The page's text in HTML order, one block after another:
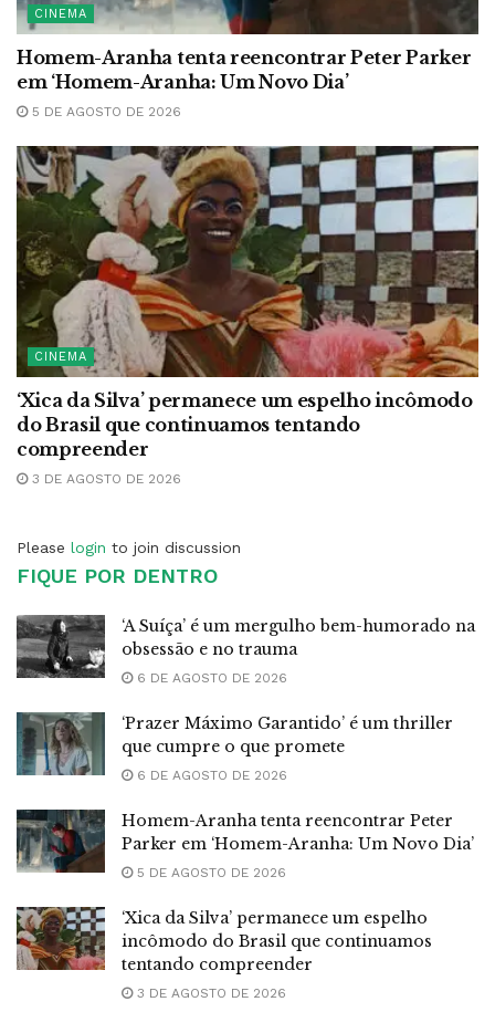
CINEMA
Homem-Aranha tenta reencontrar Peter Parker
em ‘Homem-Aranha: Um Novo Dia’
5 DE AGOSTO DE 2026
CINEMA
‘Xica da Silva’ permanece um espelho incômodo
do Brasil que continuamos tentando
compreender
3 DE AGOSTO DE 2026
Please login to join discussion
FIQUE POR DENTRO
‘A Suíça’ é um mergulho bem-humorado na
obsessão e no trauma
6 DE AGOSTO DE 2026
‘Prazer Máximo Garantido’ é um thriller
que cumpre o que promete
6 DE AGOSTO DE 2026
Homem-Aranha tenta reencontrar Peter
Parker em ‘Homem-Aranha: Um Novo Dia’
5 DE AGOSTO DE 2026
‘Xica da Silva’ permanece um espelho
incômodo do Brasil que continuamos
tentando compreender
3 DE AGOSTO DE 2026